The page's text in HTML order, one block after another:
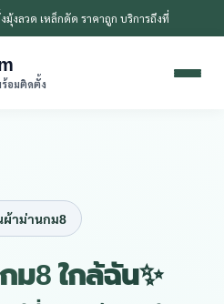
งลวด เหล็กดัด ราคาถูก บริการถึงที่
อมติดตั้ง
ผ้าม่านกม8
ม8 ใกล้ฉัน✨